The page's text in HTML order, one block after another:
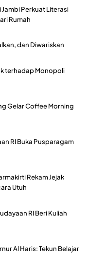
Jambi Perkuat Literasi
Rumah
dan Diwariskan
terhadap Monopoli
Gelar Coffee Morning
RI Buka Pusparagam
Rekam Jejak
Utuh
RI Beri Kuliah
Al Haris: Tekun Belajar